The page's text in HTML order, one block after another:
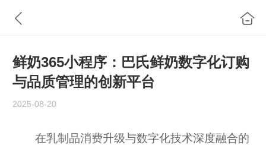
鲜奶365小程序：巴氏鲜奶数字化订购
与品质管理的创新平台
2025-08-20
在乳制品消费升级与数字化技术深度融合的